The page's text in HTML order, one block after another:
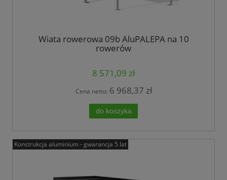
Wiata rowerowa 09b AluPALEPA na 10
rowerów
8 571,09 zł
Cena netto: 6 968,37 zł
do koszyka
Konstrukcja aluminium - gwarancja 5 lat